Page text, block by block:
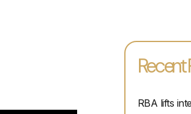
Recent
RBA lifts